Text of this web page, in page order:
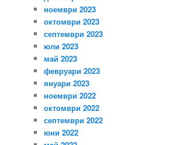
ноември 2023
октомври 2023
септември 2023
юли 2023
май 2023
февруари 2023
януари 2023
ноември 2022
октомври 2022
септември 2022
юни 2022